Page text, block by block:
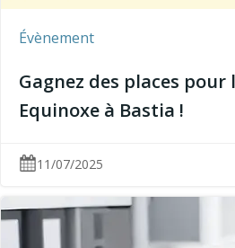
Évènement
Gagnez des places pour
Equinoxe à Bastia !
11/07/2025